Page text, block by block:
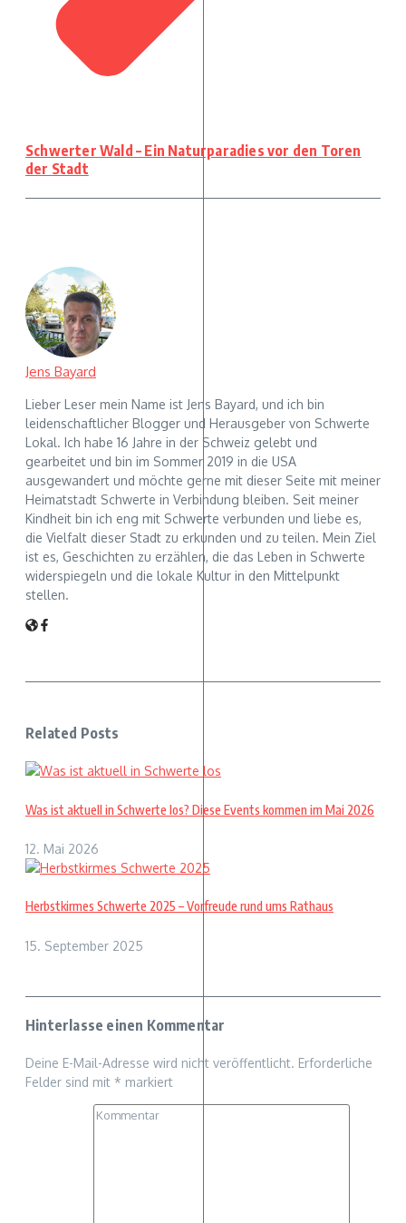
Schwerter Wald – Ein Naturparadies vor den Toren
der Stadt
Jens Bayard
Lieber Leser mein Name ist Jens Bayard, und ich bin
leidenschaftlicher Blogger und Herausgeber von Schwerte
Lokal. Ich habe 16 Jahre in der Schweiz gelebt und
gearbeitet und bin im Sommer 2019 in die USA
ausgewandert und möchte gerne mit dieser Seite mit meiner
Heimatstadt Schwerte in Verbindung bleiben. Seit meiner
Kindheit bin ich eng mit Schwerte verbunden und liebe es,
die Vielfalt dieser Stadt zu erkunden und zu teilen. Mein Ziel
ist es, Geschichten zu erzählen, die das Leben in Schwerte
widerspiegeln und die lokale Kultur in den Mittelpunkt
stellen.
Related Posts
Was ist aktuell in Schwerte los? Diese Events kommen im Mai 2026
12. Mai 2026
Herbstkirmes Schwerte 2025 – Vorfreude rund ums Rathaus
15. September 2025
Hinterlasse einen Kommentar
Deine E-Mail-Adresse wird nicht veröffentlicht. Erforderliche
Felder sind mit * markiert